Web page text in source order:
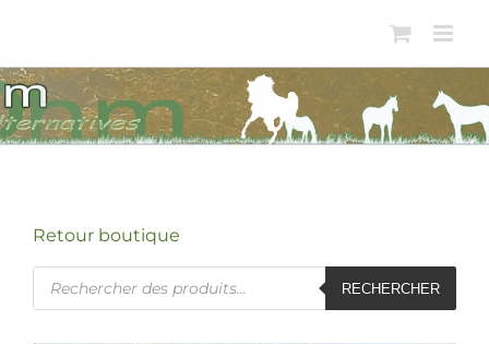
contenu
Retour boutique
Recherche
de
produits
RECHERCHER